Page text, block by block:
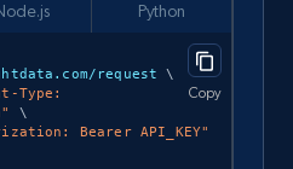
Python
request \
Type:
\
Bearer API_KEY"
Copy